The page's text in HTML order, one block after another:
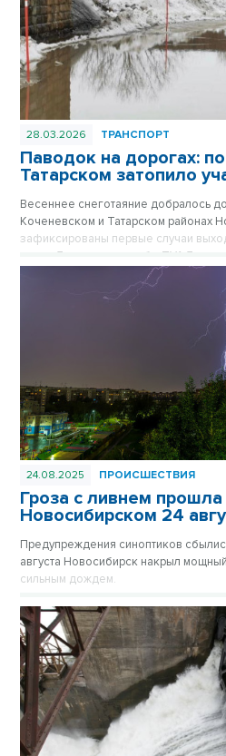
28.03.2026 ТРАНСПОРТ
Паводок на дорогах:
Татарском затопило
Весеннее снеготаяние добралось
Коченевском и Татарском районах
зафиксированы первые случаи
часть. Дорожные службы ТУАД
мониторинга, на опасных участках
24.08.2025 ПРОИСШЕСТВИЯ
Гроза с ливнем
Новосибирском 24
Предупреждения синоптиков
августа Новосибирск накрыл
сильным дождем.